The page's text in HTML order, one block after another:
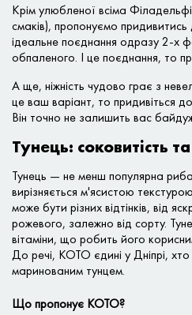
Крім улюбленої всіма
смаків), пропонуємо
ідеальне поєднання одразу 2-х
обпаленого. І це поєднання, то
А ще, ніжність чудово грає з
це ваш варіант, то придивіться
Він точно не залишить вас
Тунець: соковитість
Тунець — не менш популярна риба
вирізняється м'ясистою
може бути різних відтінків, від
рожевого, залежно від сорту.
вітаміни, що робить його
До речі, КОТО єдині у Дніпрі,
маринованим тунцем.
Що пропонує КОТО?